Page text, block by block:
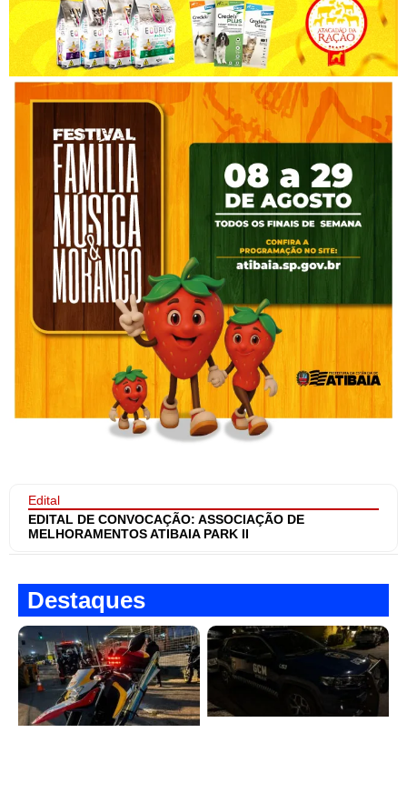
Edital
EDITAL DE CONVOCAÇÃO: ASSOCIAÇÃO DE
MELHORAMENTOS ATIBAIA PARK II
Destaques